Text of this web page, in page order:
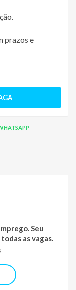
prazos e
Seu
as vagas.